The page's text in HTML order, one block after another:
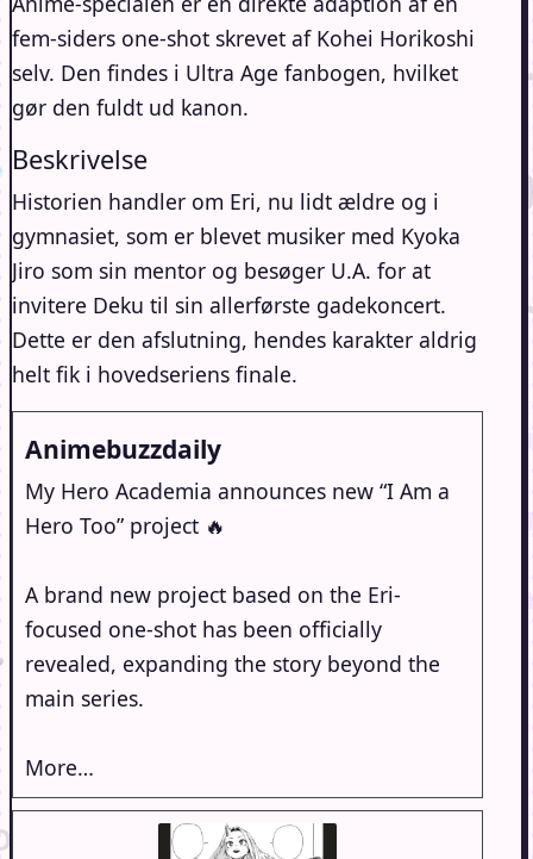
fem-siders one-shot skrevet af Kohei Horikoshi
selv. Den findes i Ultra Age fanbogen, hvilket
gør den fuldt ud kanon.
Beskrivelse
Historien handler om Eri, nu lidt ældre og i
gymnasiet, som er blevet musiker med Kyoka
Jiro som sin mentor og besøger U.A. for at
invitere Deku til sin allerførste gadekoncert.
Dette er den afslutning, hendes karakter aldrig
helt fik i hovedseriens finale.
Animebuzzdaily
My Hero Academia announces new “I Am a
Hero Too” project 🔥
A brand new project based on the Eri-
focused one-shot has been officially
revealed, expanding the story beyond the
main series.
More…